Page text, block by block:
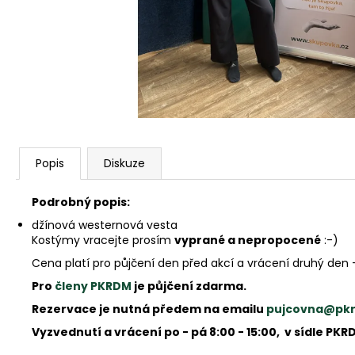
Popis Diskuze
Podrobný popis:
džínová westernová vesta
Kostýmy vracejte prosím vyprané a nepropocené :-)
Cena platí pro půjčení den před akcí a vrácení druhý
Pro členy PKRDM je půjčení zdarma.
Rezervace je nutná předem na emailu
Vyzvednutí a vrácení po - pá 8:00 - 15:00, v sídle